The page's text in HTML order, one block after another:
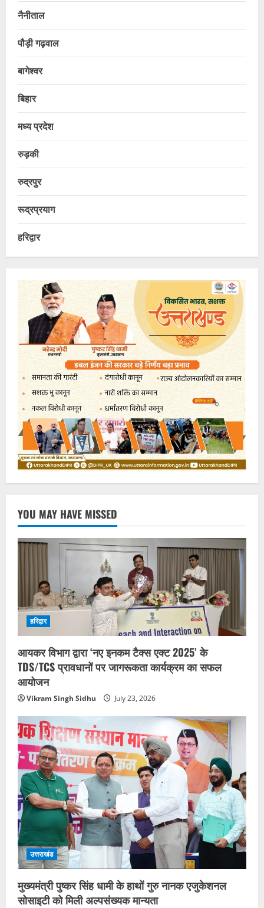
नैनीताल
पौड़ी गढ़वाल
बागेश्वर
बिहार
मध्य प्रदेश
रुड़की
रुद्रपुर
रूद्रप्रयाग
हरिद्वार
YOU MAY HAVE MISSED
हरिद्वार
आयकर विभाग द्वारा ‘नए इनकम टैक्स एक्ट 2025’ के
TDS/TCS प्रावधानों पर जागरूकता कार्यक्रम का सफल
आयोजन
Vikram Singh Sidhu July 23, 2026
उत्तराखंड
मुख्यमंत्री पुष्कर सिंह धामी के हाथों गुरु नानक एजुकेशनल
सोसाइटी को मिली अल्पसंख्यक मान्यता